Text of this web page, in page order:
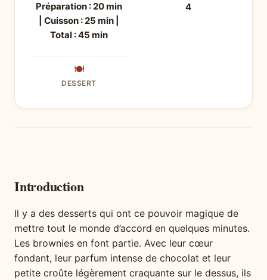
Préparation : 20 min
| Cuisson : 25 min |
Total : 45 min
4
🍽
DESSERT
Introduction
Il y a des desserts qui ont ce pouvoir magique de
mettre tout le monde d’accord en quelques minutes.
Les brownies en font partie. Avec leur cœur
fondant, leur parfum intense de chocolat et leur
petite croûte légèrement craquante sur le dessus, ils